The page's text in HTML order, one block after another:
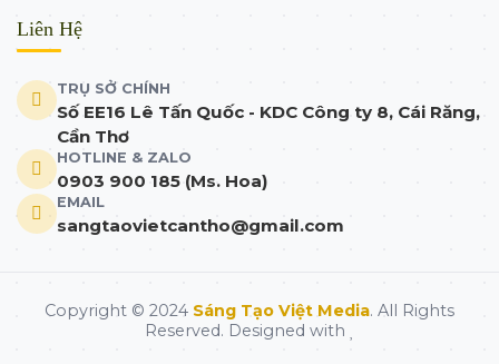
Liên Hệ
TRỤ SỞ CHÍNH
Số EE16 Lê Tấn Quốc - KDC Công ty 8, Cái Răng,
Cần Thơ
HOTLINE & ZALO
0903 900 185 (Ms. Hoa)
EMAIL
sangtaovietcantho@gmail.com
Copyright © 2024 Sáng Tạo Việt Media. All Rights
Reserved. Designed with